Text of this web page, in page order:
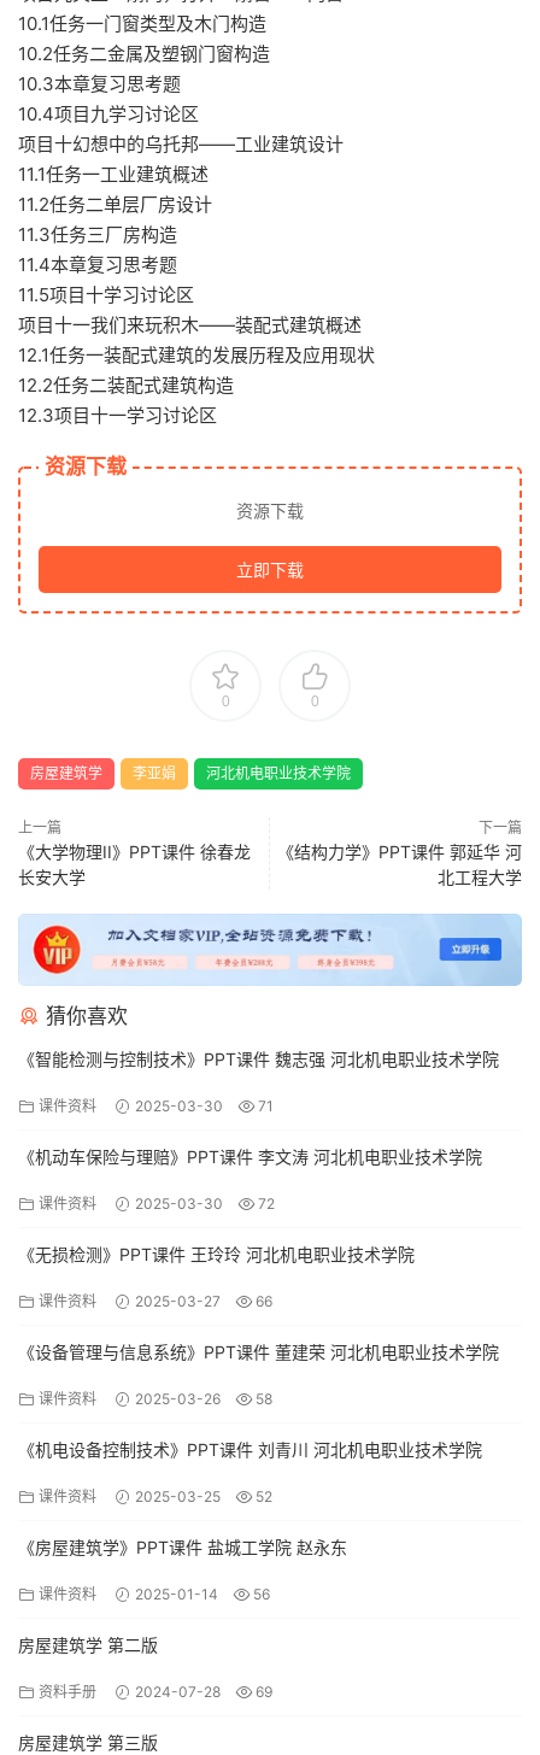
10.1任务一门窗类型及木门构造
10.2任务二金属及塑钢门窗构造
10.3本章复习思考题
10.4项目九学习讨论区
项目十幻想中的乌托邦——工业建筑设计
11.1任务一工业建筑概述
11.2任务二单层厂房设计
11.3任务三厂房构造
11.4本章复习思考题
11.5项目十学习讨论区
项目十一我们来玩积木——装配式建筑概述
12.1任务一装配式建筑的发展历程及应用现状
12.2任务二装配式建筑构造
12.3项目十一学习讨论区
资源下载
资源下载
立即下载
0 0
房屋建筑学 李亚娟 河北机电职业技术学院
上一篇
《大学物理II》PPT课件 徐春龙
长安大学
下一篇
《结构力学》PPT课件 郭延华 河
北工程大学
猜你喜欢
《智能检测与控制技术》PPT课件 魏志强 河北机电职业技术学院
课件资料 2025-03-30 71
《机动车保险与理赔》PPT课件 李文涛 河北机电职业技术学院
课件资料 2025-03-30 72
《无损检测》PPT课件 王玲玲 河北机电职业技术学院
课件资料 2025-03-27 66
《设备管理与信息系统》PPT课件 董建荣 河北机电职业技术学院
课件资料 2025-03-26 58
《机电设备控制技术》PPT课件 刘青川 河北机电职业技术学院
课件资料 2025-03-25 52
《房屋建筑学》PPT课件 盐城工学院 赵永东
课件资料 2025-01-14 56
房屋建筑学 第二版
资料手册 2024-07-28 69
房屋建筑学 第三版